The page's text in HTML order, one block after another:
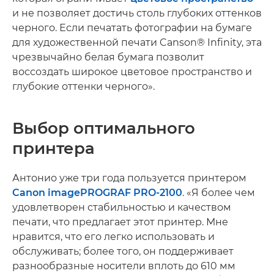
и не позволяет достичь столь глубоких оттенков
черного. Если печатать фотографии на бумаге
для художественной печати Canson® Infinity, эта
чрезвычайно белая бумага позволит
воссоздать широкое цветовое пространство и
глубокие оттенки черного».
Выбор оптимального
принтера
Антонио уже три года пользуется принтером
Canon imagePROGRAF PRO-2100. «Я более чем
удовлетворен стабильностью и качеством
печати, что предлагает этот принтер. Мне
нравится, что его легко использовать и
обслуживать; более того, он поддерживает
разнообразные носители вплоть до 610 мм